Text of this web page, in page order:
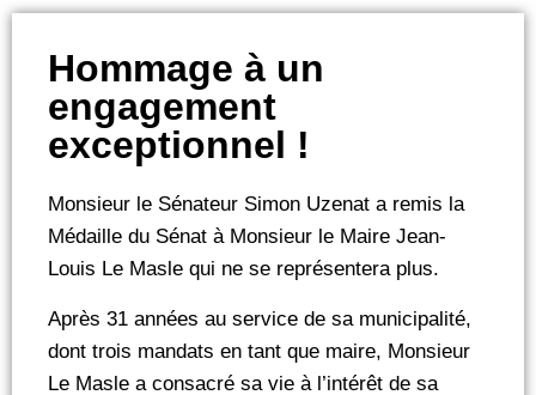
Hommage à un
engagement
exceptionnel !
Monsieur le Sénateur Simon Uzenat a remis la
Médaille du Sénat à Monsieur le Maire Jean-
Louis Le Masle qui ne se représentera plus.
Après 31 années au service de sa municipalité,
dont trois mandats en tant que maire, Monsieur
Le Masle a consacré sa vie à l’intérêt de sa